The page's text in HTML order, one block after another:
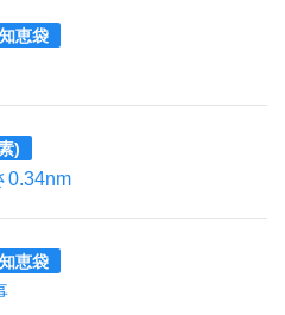
恵袋
)
0.34nm
恵袋